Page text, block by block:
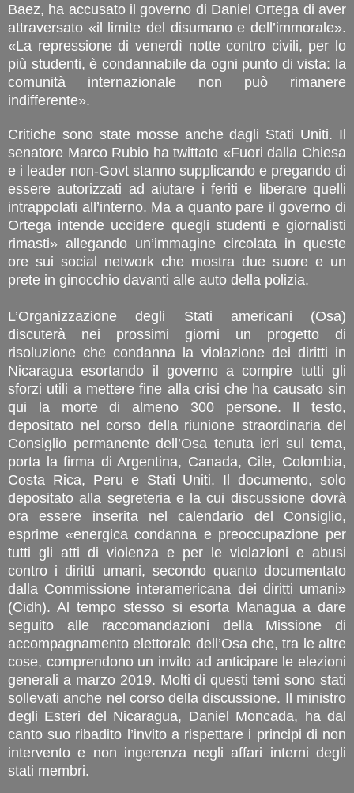
Baez, ha accusato il governo di Daniel Ortega di aver
attraversato «il limite del disumano e dell’immorale».
«La repressione di venerdì notte contro civili, per lo
più studenti, è condannabile da ogni punto di vista: la
comunità internazionale non può rimanere
indifferente».
Critiche sono state mosse anche dagli Stati Uniti. Il
senatore Marco Rubio ha twittato «Fuori dalla Chiesa
e i leader non-Govt stanno supplicando e pregando di
essere autorizzati ad aiutare i feriti e liberare quelli
intrappolati all’interno. Ma a quanto pare il governo di
Ortega intende uccidere quegli studenti e giornalisti
rimasti» allegando un’immagine circolata in queste
ore sui social network che mostra due suore e un
prete in ginocchio davanti alle auto della polizia.
L’Organizzazione degli Stati americani (Osa)
discuterà nei prossimi giorni un progetto di
risoluzione che condanna la violazione dei diritti in
Nicaragua esortando il governo a compire tutti gli
sforzi utili a mettere fine alla crisi che ha causato sin
qui la morte di almeno 300 persone. Il testo,
depositato nel corso della riunione straordinaria del
Consiglio permanente dell’Osa tenuta ieri sul tema,
porta la firma di Argentina, Canada, Cile, Colombia,
Costa Rica, Peru e Stati Uniti. Il documento, solo
depositato alla segreteria e la cui discussione dovrà
ora essere inserita nel calendario del Consiglio,
esprime «energica condanna e preoccupazione per
tutti gli atti di violenza e per le violazioni e abusi
contro i diritti umani, secondo quanto documentato
dalla Commissione interamericana dei diritti umani»
(Cidh). Al tempo stesso si esorta Managua a dare
seguito alle raccomandazioni della Missione di
accompagnamento elettorale dell’Osa che, tra le altre
cose, comprendono un invito ad anticipare le elezioni
generali a marzo 2019. Molti di questi temi sono stati
sollevati anche nel corso della discussione. Il ministro
degli Esteri del Nicaragua, Daniel Moncada, ha dal
canto suo ribadito l’invito a rispettare i principi di non
intervento e non ingerenza negli affari interni degli
stati membri.